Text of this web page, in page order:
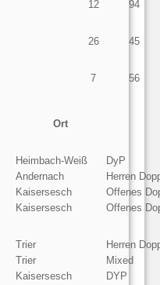
12 94
26 45
7 56
Ort
Heimbach-Weiß
DyP
Andernach
Herren
Kaisersesch
Offenes
Kaisersesch Offenes
Trier
Herren
Trier
Mixed
Kaisersesch DYP